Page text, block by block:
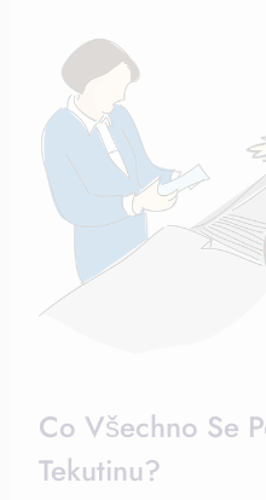
Co Všechno Se
Tekutinu?